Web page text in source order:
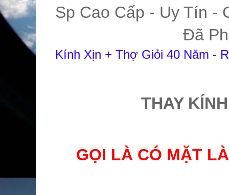
Sp Cao Cấp - Uy Tín -
Đã
Kính Xịn + Thợ Giỏi 40 Năm -
THAY
GỌI LÀ CÓ MẶT